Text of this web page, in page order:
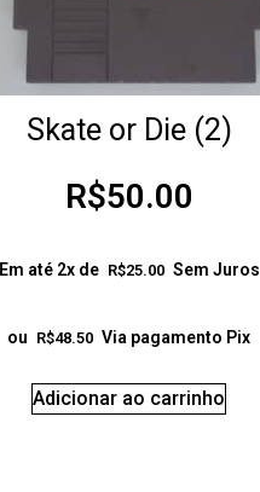
Skate or Die (2)
R$50.00
Em até 2x de R$25.00 Sem Juros
ou R$48.50 Via pagamento Pix
Adicionar ao carrinho